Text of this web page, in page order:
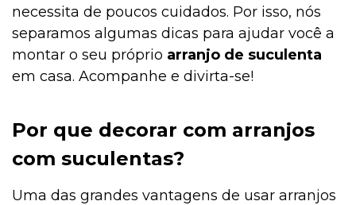
necessita de poucos cuidados. Por isso, nós
separamos algumas dicas para ajudar você a
montar o seu próprio arranjo de suculenta
em casa. Acompanhe e divirta-se!
Por que decorar com arranjos
com suculentas?
Uma das grandes vantagens de usar arranjos